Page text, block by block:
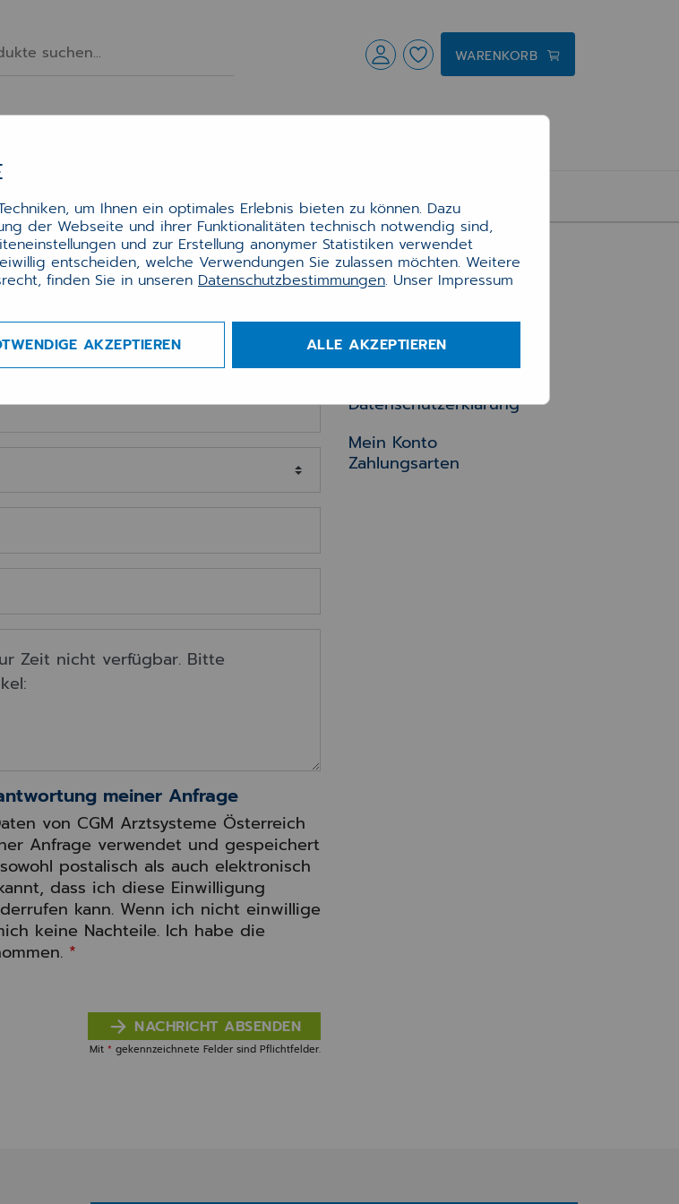
WARENKORB
meiner Anfrage
von CGM Arztsysteme Österreich
Anfrage verwendet und gespeichert
postalisch als auch elektronisch
dass ich diese Einwilligung
kann. Wenn ich nicht einwillige
keine Nachteile. Ich habe die
*
NACHRICHT ABSENDEN
Mit * gekennzeichnete Felder sind Pflichtfelder.
Impressum
Versandgebühren
Allgemeine
Datenschutzerklärung
Mein Konto
Zahlungsarten
um Ihnen ein optimales Erlebnis bieten zu können. Dazu
der Webseite und ihrer Funktionalitäten technisch notwendig sind,
und zur Erstellung anonymer Statistiken verwendet
entscheiden, welche Verwendungen Sie zulassen möchten. Weitere
finden Sie in unseren Datenschutzbestimmungen. Unser Impressum
AKZEPTIEREN ALLE AKZEPTIEREN